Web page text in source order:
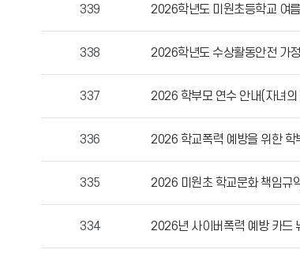
문
제
339 2026학년도 미원초등학교 여
338 2026학년도 수상활동안전 가
337 2026 학부모 연수 안내(자녀
336 2026 학교폭력 예방을 위한 학
335 2026 미원초 학교문화 책임규
334 2026년 사이버폭력 예방 카드